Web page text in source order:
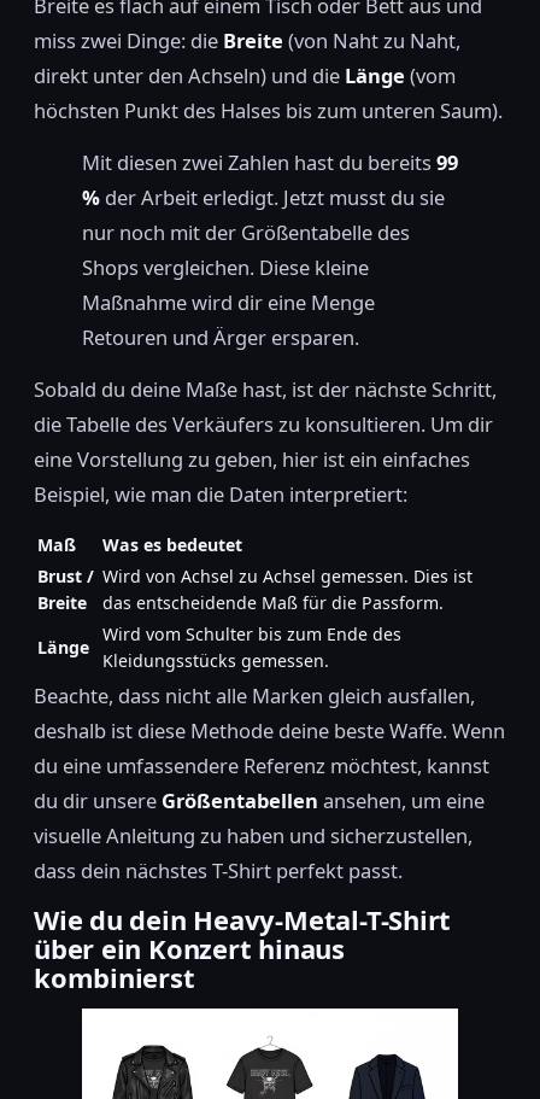
miss zwei Dinge: die Breite (von Naht zu Naht,
direkt unter den Achseln) und die Länge (vom
höchsten Punkt des Halses bis zum unteren Saum).
Mit diesen zwei Zahlen hast du bereits 99
% der Arbeit erledigt. Jetzt musst du sie
nur noch mit der Größentabelle des
Shops vergleichen. Diese kleine
Maßnahme wird dir eine Menge
Retouren und Ärger ersparen.
Sobald du deine Maße hast, ist der nächste Schritt,
die Tabelle des Verkäufers zu konsultieren. Um dir
eine Vorstellung zu geben, hier ist ein einfaches
Beispiel, wie man die Daten interpretiert:
Maß
Was es bedeutet
Brust /
Breite
Wird von Achsel zu Achsel gemessen. Dies ist
das entscheidende Maß für die Passform.
Länge
Wird vom Schulter bis zum Ende des
Kleidungsstücks gemessen.
Beachte, dass nicht alle Marken gleich ausfallen,
deshalb ist diese Methode deine beste Waffe. Wenn
du eine umfassendere Referenz möchtest, kannst
du dir unsere Größentabellen ansehen, um eine
visuelle Anleitung zu haben und sicherzustellen,
dass dein nächstes T-Shirt perfekt passt.
Wie du dein Heavy-Metal-T-Shirt
über ein Konzert hinaus
kombinierst